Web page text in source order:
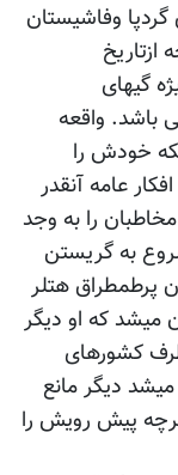
وفاشیستان
گیهای
باشد. واقعه
خودش را
عامه آنقدر
را به وجد
به گریستن
پرطمطراق هتلر
میشد که او دیگر
کشورهای
دیگر مانع
پیش رویش را